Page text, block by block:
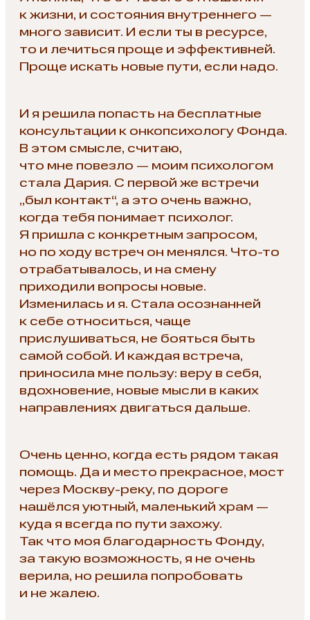
к жизни, и состояния внутреннего —
много зависит. И если ты в ресурсе,
то и лечиться проще и эффективней.
Проще искать новые пути, если надо.
И я решила попасть на бесплатные
консультации к онкопсихологу Фонда.
В этом смысле, считаю,
что мне повезло — моим психологом
стала Дария. С первой же встречи
„был контакт“, а это очень важно,
когда тебя понимает психолог.
Я пришла с конкретным запросом,
но по ходу встреч он менялся. Что-то
отрабатывалось, и на смену
приходили вопросы новые.
Изменилась и я. Стала осознанней
к себе относиться, чаще
прислушиваться, не бояться быть
самой собой. И каждая встреча,
приносила мне пользу: веру в себя,
вдохновение, новые мысли в каких
направлениях двигаться дальше.
Очень ценно, когда есть рядом такая
помощь. Да и место прекрасное, мост
через Москву-реку, по дороге
нашёлся уютный, маленький храм —
куда я всегда по пути захожу.
Так что моя благодарность Фонду,
за такую возможность, я не очень
верила, но решила попробовать
и не жалею.